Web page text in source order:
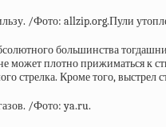
Пули
большинства
может плотно прижиматься к
стрелка. Кроме того,